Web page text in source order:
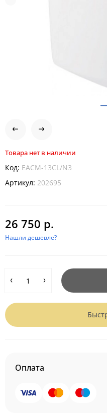
Товара нет в наличии
Код: EACM-13CL/N3
Артикул: 202695
26 750 р.
Нашли дешевле?
Оплата